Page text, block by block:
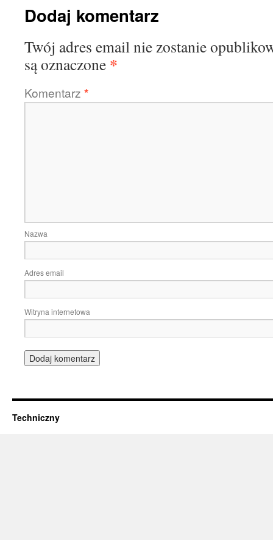
Dodaj komentarz
Twój adres email nie zostanie
są oznaczone *
Komentarz *
Nazwa
Adres email
Witryna internetowa
Techniczny